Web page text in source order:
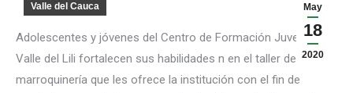
May
18
2020
Valle del Cauca
Adolescentes y jóvenes del Centro de Formación Juvenil
Valle del Lili fortalecen sus habilidades n en el taller de
marroquinería que les ofrece la institución con el fin de